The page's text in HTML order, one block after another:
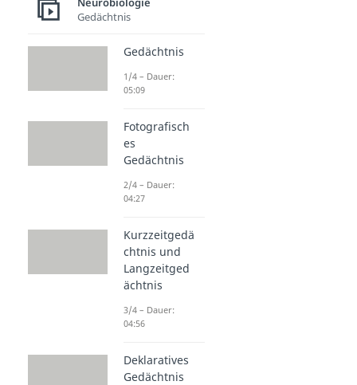
Gedächtnis
Gedächtnis
1/4 – Dauer:
05:09
Fotografisch
es
Gedächtnis
2/4 – Dauer:
04:27
Kurzzeitgedä
chtnis und
Langzeitged
ächtnis
3/4 – Dauer:
04:56
Deklaratives
Gedächtnis